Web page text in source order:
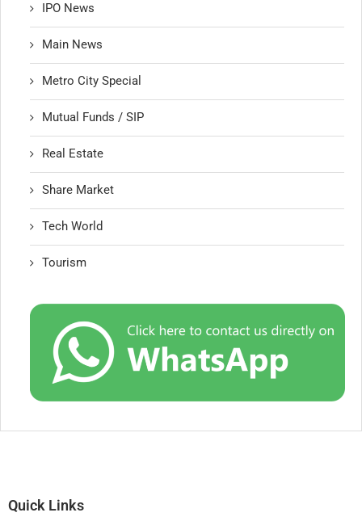
IPO News
Main News
Metro City Special
Mutual Funds / SIP
Real Estate
Share Market
Tech World
Tourism
Quick Links